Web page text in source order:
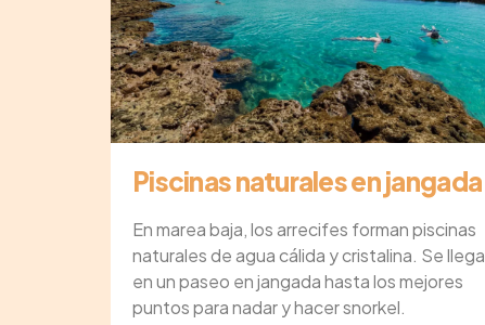
Piscinas naturales en jangada
En marea baja, los arrecifes forman piscinas
naturales de agua cálida y cristalina. Se llega
en un paseo en jangada hasta los mejores
puntos para nadar y hacer snorkel.